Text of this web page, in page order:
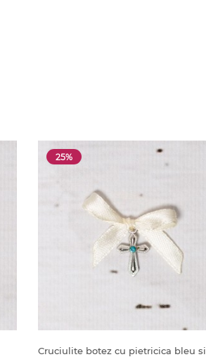
25%
Cruciulite botez cu pietricica bleu si